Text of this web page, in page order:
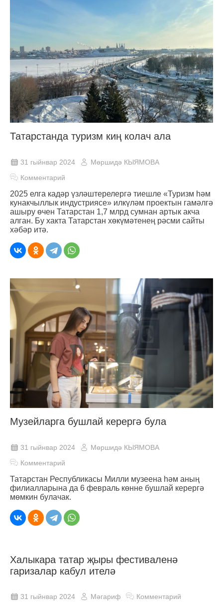
Татарстанда туризм киң колач ала
31 гыйнвар 2024
Мөршидә КЫЯМОВА
Комментарий
2025 елга кадәр үзләштерелергә тиешле «Туризм һәм
кунакчыллык индустриясе» илкүләм проектын гамәлгә
ашыру өчен Татарстан 1,7 млрд сумнан артык акча
алган. Бу хакта Татарстан хөкүмәтенең рәсми сайты
хәбәр итә.
Музейларга бушлай керергә була
31 гыйнвар 2024
Мөршидә КЫЯМОВА
Комментарий
Татарстан Республикасы Милли музеена һәм аның
филиалларына да 6 февраль көнне бушлай керергә
мөмкин булачак.
Халыкара татар җыры фестиваленә
гаризалар кабул ителә
31 гыйнвар 2024 Мәгариф Комментарий